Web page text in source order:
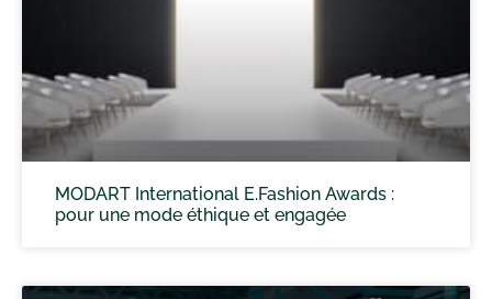
MODART International E.Fashion Awards :
pour une mode éthique et engagée